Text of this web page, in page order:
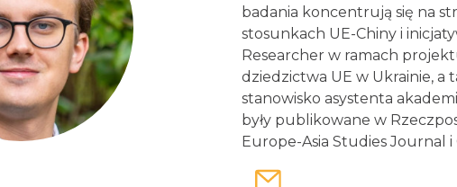
badania koncentrują się na
stosunkach UE-Chiny i
Researcher w ramach
dziedzictwa UE w Ukrainie, a
stanowisko asystenta
były publikowane w
Europe-Asia Studies Journal